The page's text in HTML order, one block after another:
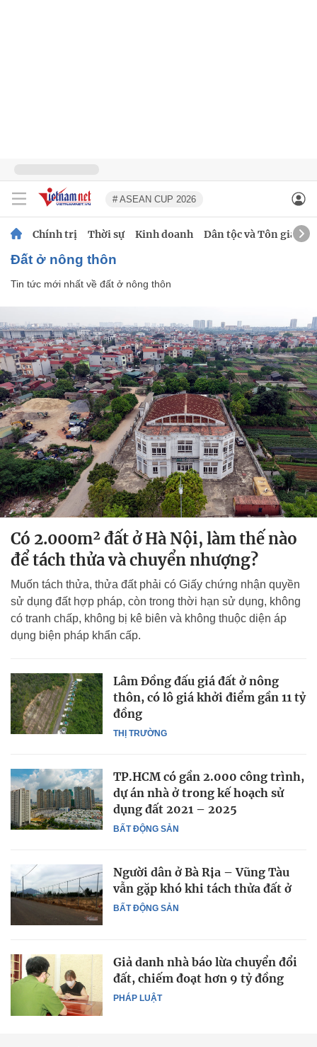
# ASEAN CUP 2026
Chính trị Thời sự Kinh doanh Dân tộc và Tôn giáo
đất ở nông thôn
Tin tức mới nhất về đất ở nông thôn
Có 2.000m² đất ở Hà Nội, làm thế nào
để tách thửa và chuyển nhượng?
Muốn tách thửa, thửa đất phải có Giấy chứng nhận quyền
sử dụng đất hợp pháp, còn trong thời hạn sử dụng, không
có tranh chấp, không bị kê biên và không thuộc diện áp
dụng biện pháp khẩn cấp.
THỊ TRƯỜNG
Lâm Đồng đấu giá đất ở nông
thôn, có lô giá khởi điểm gần 11 tỷ
đồng
BẤT ĐỘNG SẢN
TP.HCM có gần 2.000 công trình,
dự án nhà ở trong kế hoạch sử
dụng đất 2021 – 2025
BẤT ĐỘNG SẢN
Người dân ở Bà Rịa – Vũng Tàu
vẫn gặp khó khi tách thửa đất ở
PHÁP LUẬT
Giả danh nhà báo lừa chuyển đổi
đất, chiếm đoạt hơn 9 tỷ đồng